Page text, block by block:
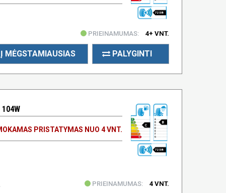
72 DB
PRIEINAMUMAS: 4+ VNT.
MĖGSTAMIAUSIAS PALYGINTI
PRISTATYMAS NUO 4 VNT.
C
B
72 DB
PRIEINAMUMAS: 4 VNT.